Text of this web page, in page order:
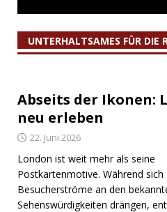
UNTERHALTSAMES FÜR DIE
Abseits der Ikonen:
neu erleben
22. Juni 2026
London ist weit mehr als seine
Postkartenmotive. Während sich
Besucherströme an den
Sehenswürdigkeiten drängen,